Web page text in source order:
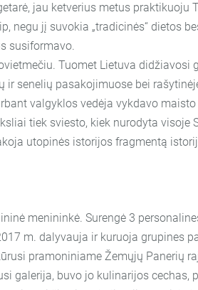
jau ketverius metus
negu jį suvokia „tradicinės“ dietos
susiformavo.
Tuomet Lietuva
senelių pasakojimuose bei
valgyklos vedėja vykdavo
tiek sviesto, kiek nurodyta
utopinės istorijos fragmentą
menininkė. Surengė 3
m. dalyvauja ir kuruoja grupines
pramoniniame Žemųjų Panerių
galerija, buvo jo kulinarijos cechas,